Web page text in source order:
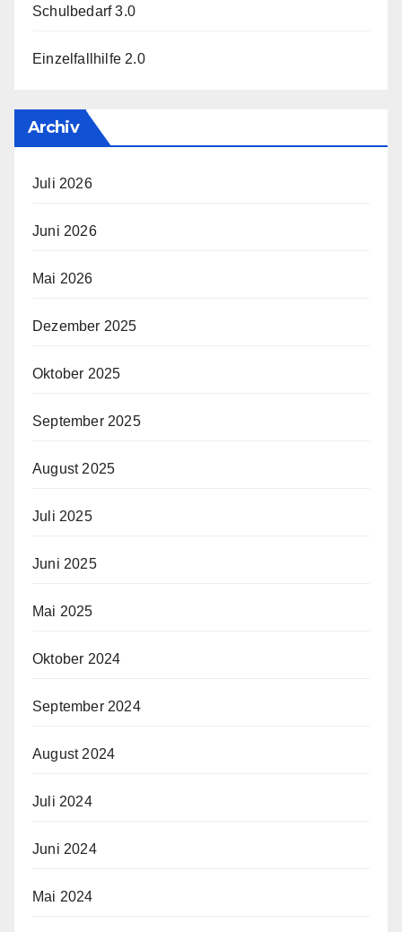
Schulbedarf 3.0
Einzelfallhilfe 2.0
Archiv
Juli 2026
Juni 2026
Mai 2026
Dezember 2025
Oktober 2025
September 2025
August 2025
Juli 2025
Juni 2025
Mai 2025
Oktober 2024
September 2024
August 2024
Juli 2024
Juni 2024
Mai 2024